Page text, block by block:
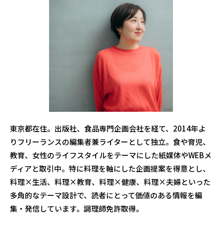
東京都在住。出版社、食品専門企画会社を経て、2014年よ
りフリーランスの編集者兼ライターとして独立。食や育児、
教育、女性のライフスタイルをテーマにした紙媒体やWEBメ
ディアと取引中。特に料理を軸にした企画提案を得意とし、
料理×生活、料理×教育、料理×健康、料理×夫婦といった
多角的なテーマ設計で、読者にとって価値のある情報を編
集・発信しています。調理師免許取得。